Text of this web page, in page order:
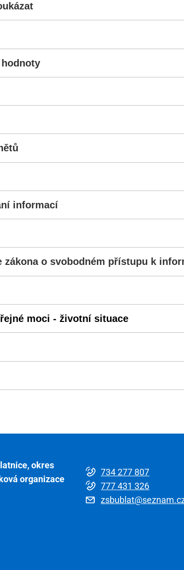
informací
zákona o svobodném přístupu k
moci - životní situace
okres
organizace
734 277 807
777 431 326